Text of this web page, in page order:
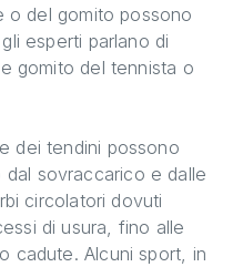
o del gomito possono
esperti parlano di
gomito del tennista o
dei tendini possono
sovraccarico e dalle
circolatori dovuti
di usura, fino alle
cadute. Alcuni sport, in